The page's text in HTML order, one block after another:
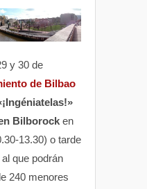
y 30 de
de Bilbao
Bilborock en
13.30) o tarde
que podrán
240 menores